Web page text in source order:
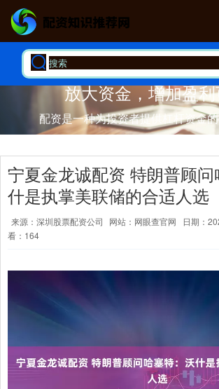
放大资金，增加盈
配资是一种为投资者提供杠杆资金
宁夏金龙诚配资 特朗普顾
什是执掌美联储的合适人选
来源：深圳股票配资公司 网站：网眼查官网 日期：
看：164